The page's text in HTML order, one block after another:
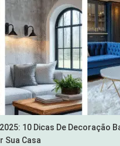
10 Dicas De Decoração
Sua Casa